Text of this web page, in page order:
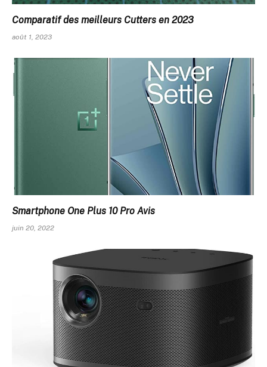
Comparatif des meilleurs Cutters en 2023
août 1, 2023
Smartphone One Plus 10 Pro Avis
juin 20, 2022